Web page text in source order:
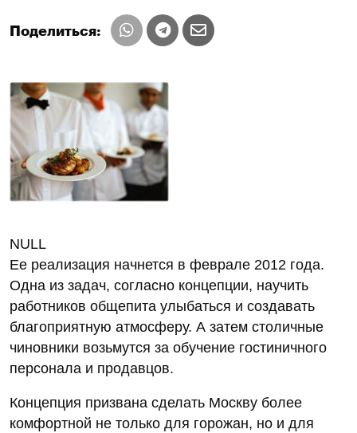
Поделиться:
NULL
Ее реализация начнется в феврале 2012 года.
Одна из задач, согласно концепции, научить
работников общепита улыбаться и создавать
благоприятную атмосферу. А затем столичные
чиновники возьмутся за обучение гостиничного
персонала и продавцов.
Концепция призвана сделать Москву более
комфортной не только для горожан, но и для